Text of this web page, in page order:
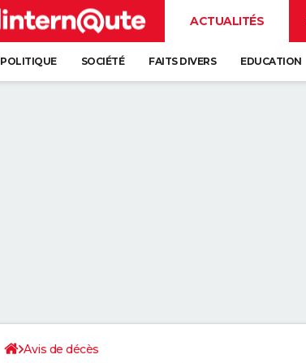
ACTUALITÉS
POLITIQUE SOCIÉTÉ FAITS DIVERS EDUCATION
Avis de décès